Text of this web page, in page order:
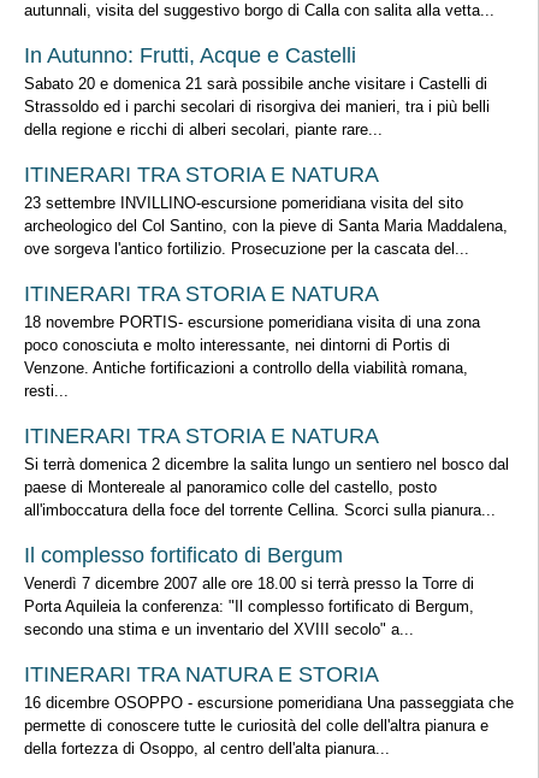
autunnali, visita del suggestivo borgo di Calla con salita alla vetta...
In Autunno: Frutti, Acque e Castelli
Sabato 20 e domenica 21 sarà possibile anche visitare i Castelli di
Strassoldo ed i parchi secolari di risorgiva dei manieri, tra i più belli
della regione e ricchi di alberi secolari, piante rare...
ITINERARI TRA STORIA E NATURA
23 settembre INVILLINO-escursione pomeridiana visita del sito
archeologico del Col Santino, con la pieve di Santa Maria Maddalena,
ove sorgeva l'antico fortilizio. Prosecuzione per la cascata del...
ITINERARI TRA STORIA E NATURA
18 novembre PORTIS- escursione pomeridiana visita di una zona
poco conosciuta e molto interessante, nei dintorni di Portis di
Venzone. Antiche fortificazioni a controllo della viabilità romana,
resti...
ITINERARI TRA STORIA E NATURA
Si terrà domenica 2 dicembre la salita lungo un sentiero nel bosco dal
paese di Montereale al panoramico colle del castello, posto
all'imboccatura della foce del torrente Cellina. Scorci sulla pianura...
Il complesso fortificato di Bergum
Venerdì 7 dicembre 2007 alle ore 18.00 si terrà presso la Torre di
Porta Aquileia la conferenza: "Il complesso fortificato di Bergum,
secondo una stima e un inventario del XVIII secolo" a...
ITINERARI TRA NATURA E STORIA
16 dicembre OSOPPO - escursione pomeridiana Una passeggiata che
permette di conoscere tutte le curiosità del colle dell'altra pianura e
della fortezza di Osoppo, al centro dell'alta pianura...